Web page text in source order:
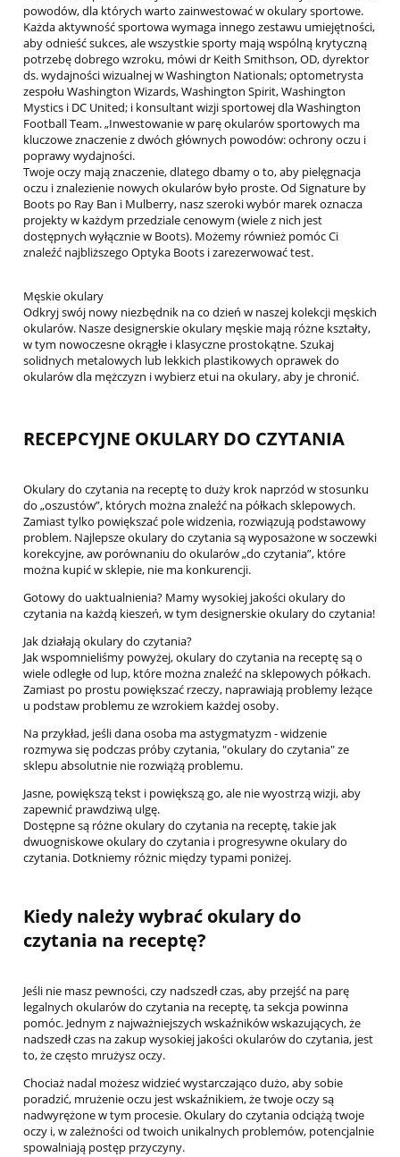
powodów, dla których warto zainwestować w okulary sportowe.
Każda aktywność sportowa wymaga innego zestawu umiejętności,
aby odnieść sukces, ale wszystkie sporty mają wspólną krytyczną
potrzebę dobrego wzroku, mówi dr Keith Smithson, OD, dyrektor
ds. wydajności wizualnej w Washington Nationals; optometrysta
zespołu Washington Wizards, Washington Spirit, Washington
Mystics i DC United; i konsultant wizji sportowej dla Washington
Football Team. „Inwestowanie w parę okularów sportowych ma
kluczowe znaczenie z dwóch głównych powodów: ochrony oczu i
poprawy wydajności.
Twoje oczy mają znaczenie, dlatego dbamy o to, aby pielęgnacja
oczu i znalezienie nowych okularów było proste. Od Signature by
Boots po Ray Ban i Mulberry, nasz szeroki wybór marek oznacza
projekty w każdym przedziale cenowym (wiele z nich jest
dostępnych wyłącznie w Boots). Możemy również pomóc Ci
znaleźć najbliższego Optyka Boots i zarezerwować test.
Męskie okulary
Odkryj swój nowy niezbędnik na co dzień w naszej kolekcji męskich
okularów. Nasze designerskie okulary męskie mają różne kształty,
w tym nowoczesne okrągłe i klasyczne prostokątne. Szukaj
solidnych metalowych lub lekkich plastikowych oprawek do
okularów dla mężczyzn i wybierz etui na okulary, aby je chronić.
RECEPCYJNE OKULARY DO CZYTANIA
Okulary do czytania na receptę to duży krok naprzód w stosunku
do „oszustów”, których można znaleźć na półkach sklepowych.
Zamiast tylko powiększać pole widzenia, rozwiązują podstawowy
problem. Najlepsze okulary do czytania są wyposażone w soczewki
korekcyjne, aw porównaniu do okularów „do czytania”, które
można kupić w sklepie, nie ma konkurencji.
Gotowy do uaktualnienia? Mamy wysokiej jakości okulary do
czytania na każdą kieszeń, w tym designerskie okulary do czytania!
Jak działają okulary do czytania?
Jak wspomnieliśmy powyżej, okulary do czytania na receptę są o
wiele odległe od lup, które można znaleźć na sklepowych półkach.
Zamiast po prostu powiększać rzeczy, naprawiają problemy leżące
u podstaw problemu ze wzrokiem każdej osoby.
Na przykład, jeśli dana osoba ma astygmatyzm - widzenie
rozmywa się podczas próby czytania, "okulary do czytania" ze
sklepu absolutnie nie rozwiążą problemu.
Jasne, powiększą tekst i powiększą go, ale nie wyostrzą wizji, aby
zapewnić prawdziwą ulgę.
Dostępne są różne okulary do czytania na receptę, takie jak
dwuogniskowe okulary do czytania i progresywne okulary do
czytania. Dotkniemy różnic między typami poniżej.
Kiedy należy wybrać okulary do
czytania na receptę?
Jeśli nie masz pewności, czy nadszedł czas, aby przejść na parę
legalnych okularów do czytania na receptę, ta sekcja powinna
pomóc. Jednym z najważniejszych wskaźników wskazujących, że
nadszedł czas na zakup wysokiej jakości okularów do czytania, jest
to, że często mrużysz oczy.
Chociaż nadal możesz widzieć wystarczająco dużo, aby sobie
poradzić, mrużenie oczu jest wskaźnikiem, że twoje oczy są
nadwyrężone w tym procesie. Okulary do czytania odciążą twoje
oczy i, w zależności od twoich unikalnych problemów, potencjalnie
spowalniają postęp przyczyny.